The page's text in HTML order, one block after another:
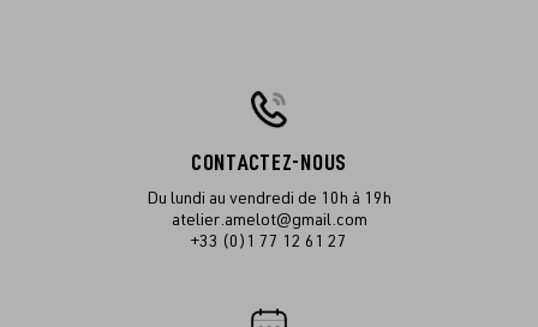
CONTACTEZ-NOUS
Du lundi au vendredi de 10h à 19h
atelier.amelot@gmail.com
+33 (0)1 77 12 61 27